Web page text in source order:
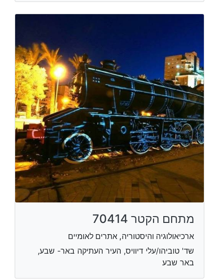
מתחם הקטר 70414
ארכיאולוגיה והיסטוריה, אתרים לאומיים
שד' טוביהו/עלי דיוויס, העיר העתיקה באר- שבע,
באר שבע